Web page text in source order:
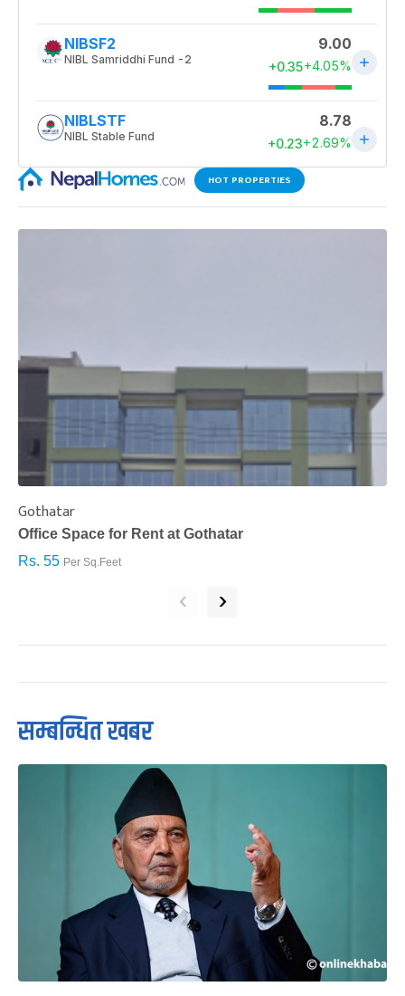
HOT PROPERTIES
Gothatar
Office Space for Rent at Gothatar
Rs. 55 Per Sq.Feet
‹ ›
सम्बन्धित खबर